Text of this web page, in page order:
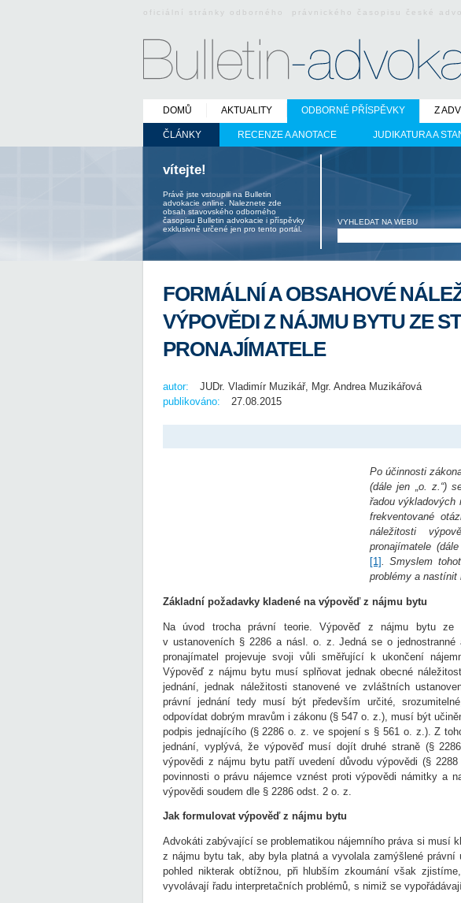
oficiální stránky odborného právnického časopisu české
DOMŮ AKTUALITY ODBORNÉ PŘÍSPĚVKY
ČLÁNKY RECENZE A ANOTACE JUDIKATURA A
Z
vítejte!
Právě jste vstoupili na Bulletin
advokacie online. Naleznete zde
obsah stavovského odborného
časopisu Bulletin advokacie i příspěvky
exklusivně určené jen pro tento portál.
VYHLEDAT NA WEBU
FORMÁLNÍ A OBSAHOVÉ
VÝPOVĚDI Z NÁJMU BYTU ZE
PRONAJÍMATELE
autor:
JUDr. Vladimír Muzikář, Mgr. Andrea Muzikářová
publikováno:
27.08.2015
Po účinnosti
(dále jen „o. z.“)
řadou
frekventované
náležitosti
pronajímatele
[1]. Smyslem
problémy a nastínit
Základní požadavky kladené na výpověď z nájmu bytu
Na úvod trocha právní teorie. Výpověď z nájmu bytu ze
v ustanoveních § 2286 a násl. o. z. Jedná se o jednostranné
pronajímatel projevuje svoji vůli směřující k ukončení
Výpověď z nájmu bytu musí splňovat jednak obecné
jednání, jednak náležitosti stanovené ve zvláštních
právní jednání tedy musí být především určité,
odpovídat dobrým mravům i zákonu (§ 547 o. z.), musí být
podpis jednajícího (§ 2286 o. z. ve spojení s § 561 o. z.). Z
jednání, vyplývá, že výpověď musí dojít druhé straně (§
výpovědi z nájmu bytu patří uvedení důvodu výpovědi (§
povinnosti o právu nájemce vznést proti výpovědi námitky a
výpovědi soudem dle § 2286 odst. 2 o. z.
Jak formulovat výpověď z nájmu bytu
Advokáti zabývající se problematikou nájemního práva si musí
z nájmu bytu tak, aby byla platná a vyvolala zamýšlené
pohled nikterak obtížnou, při hlubším zkoumání však
vyvolávají řadu interpretačních problémů, s nimiž se